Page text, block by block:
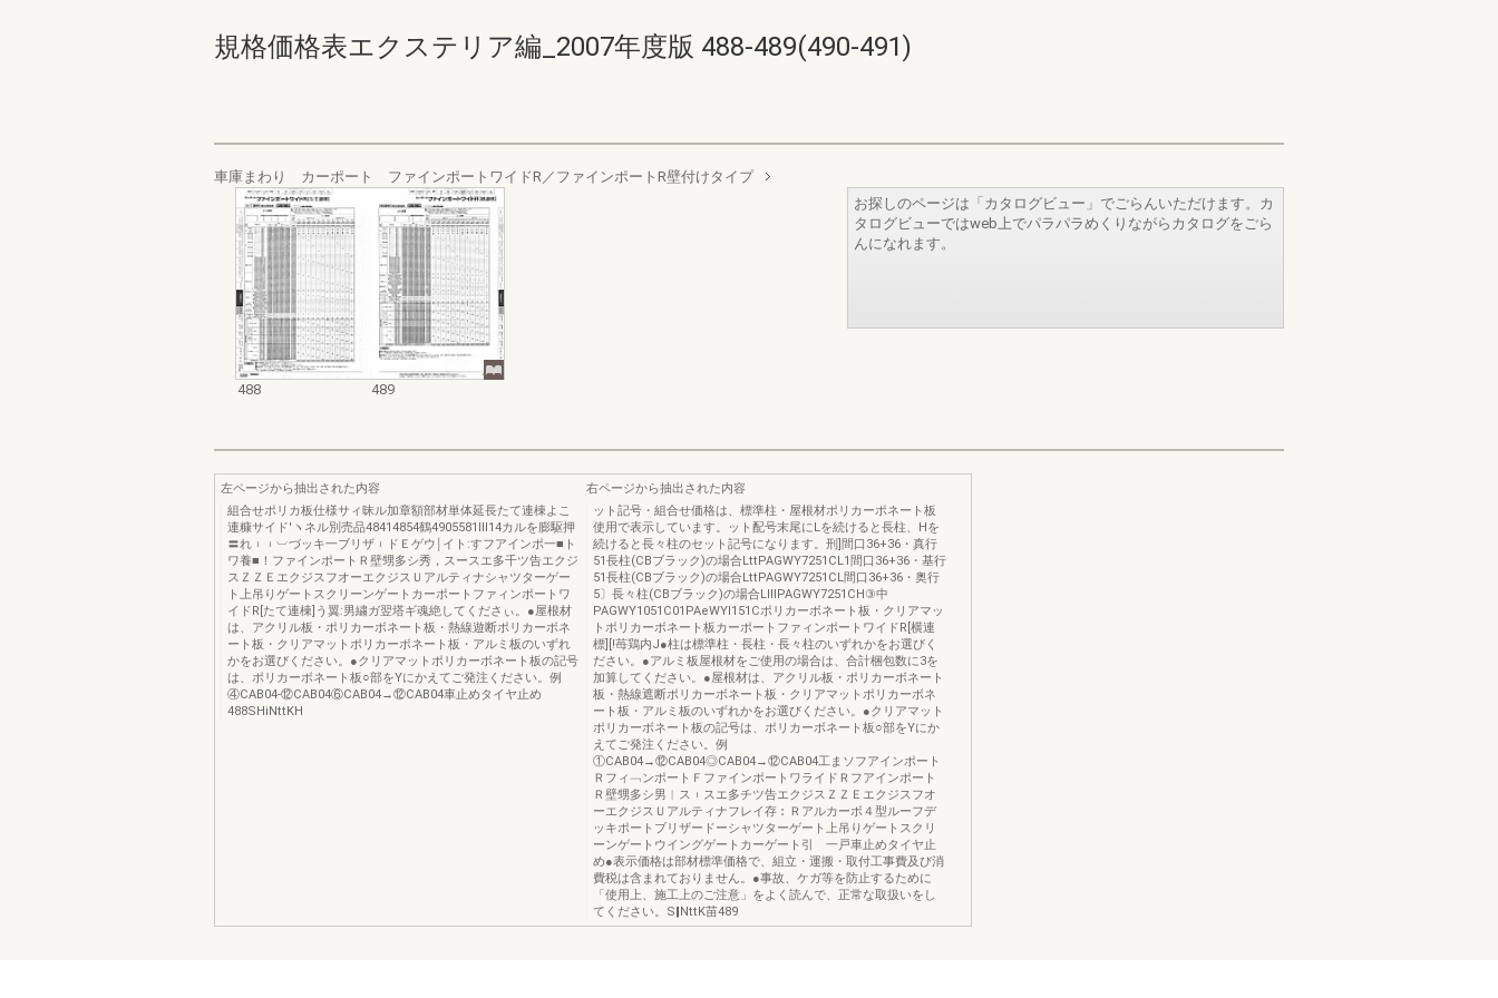
規格価格表エクステリア編_2007年度版 488-489(490-491)
車庫まわり カーポート ファインポートワイドR／ファインポートR壁付けタイプ
488 489
お探しのページは「カタログビュー」でごらんいただけます。カ
タログビューではweb上でパラパラめくりながらカタログをごら
んになれます。
左ページから抽出された内容
組合せポリカ板仕様サィ昧ル加章額部材単体延長たて連棟よこ
連糠サイド′ヽネル別売品48414854鶴4905581lll14カルを膨駆押
〓れ︲︲︺づッキ一ブリザ︲ドＥゲウ￨イト:すフアインポ一■ト
ワ養■！ファインポートＲ壁甥多シ秀，スースエ多千ツ告エクジ
スＺＺＥエクジスフオーエクジスＵアルティナシャツターゲー
ト上吊りゲートスクリーンゲートカーポートファィンポートワ
イドR[たて連棟]う翼:男繍ガ翌塔ギ魂絶してくださぃ。●屋根材
は、アクリル板・ポリカーボネート板・熱線遊断ポリカーボネ
ート板・クリアマットポリカーボネート板・アルミ板のいずれ
かをお選びください。●クリアマットポリカーボネート板の記号
は、ポリカーボネート板○部をYにかえてご発注ください。例
④CAB04-⑫CAB04⑥CAB04→⑫CAB04車止めタイヤ止め
488SHiNttKH
右ページから抽出された内容
ット記号・組合せ価格は、標準柱・屋根材ポリカーポネート板
使用で表示しています。ット配号末尾にLを続けると長柱、Hを
続けると長々柱のセット記号になります。刑]間口36+36・真行
51長柱(CBブラック)の場合LttPAGWY7251CL1間口36+36・基行
51長柱(CBブラック)の場合LttPAGWY7251CL間口36+36・奥行
5〕長々柱(CBブラック)の場合LⅢPAGWY7251CH③中
PAGWY1051C01PAeWYl151Cポリカーボネート板・クリアマッ
トポリカーボネート板カーポートファィンポートワイドR[横連
標][!苺鶏内J●柱は標準柱・長柱・長々柱のいずれかをお選びく
ださい。●アルミ板屋根材をご使用の場合は、合計梱包数に3を
加算してください。●屋根材は、アクリル板・ポリカーボネート
板・熱線遮断ポリカーボネート板・クリアマットポリカーボネ
ート板・アルミ板のいずれかをお選びください。●クリアマット
ポリカーボネート板の記号は、ポリカーボネート板○部をYにか
えてご発注ください。例
①CAB04→⑫CAB04◎CAB04→⑫CAB04工まソフアインポート
Ｒフィ﹁ンポートＦファインポートワライドＲフアインポート
Ｒ壁甥多シ男︱ス︲スエ多チツ告エクジスＺＺＥエクジスフオ
ーエクジスＵアルティナフレイ存︰Ｒアルカーボ４型ルーフデ
ッキポートブリザードーシャツターゲート上吊りゲートスクリ
ーンゲートウイングゲートカーゲート引 一戸車止めタイヤ止
め●表示価格は部材標準価格で、組立・運搬・取付工事費及び消
費税は含まれておりません。●事故、ケガ等を防止するために
「使用上、施工上のご注意」をよく読んで、正常な取扱いをし
てください。S‖NttK苗489